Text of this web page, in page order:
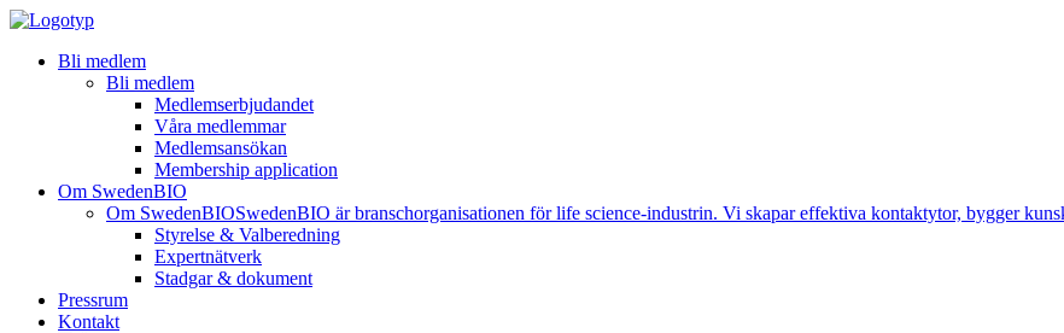
Bli medlem
Bli medlem
Medlemserbjudandet
Våra medlemmar
Medlemsansökan
Membership application
Om SwedenBIO
Om SwedenBIOSwedenBIO är branschorganisationen för life science-industrin. Vi skapar effektiva kontaktytor, bygger
Styrelse & Valberedning
Expertnätverk
Stadgar & dokument
Pressrum
Kontakt